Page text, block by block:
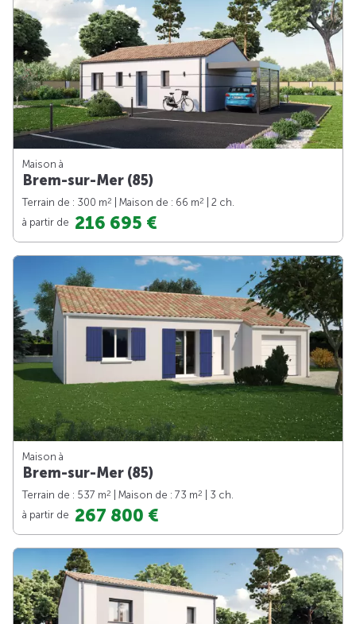
Maison à
Brem-sur-Mer (85)
Terrain de : 300 m2 | Maison de : 66 m2
| 2 ch.
à partir de 216 695 €
Maison à
Brem-sur-Mer (85)
Terrain de : 537 m2 | Maison de : 73 m2
| 3 ch.
à partir de 267 800 €